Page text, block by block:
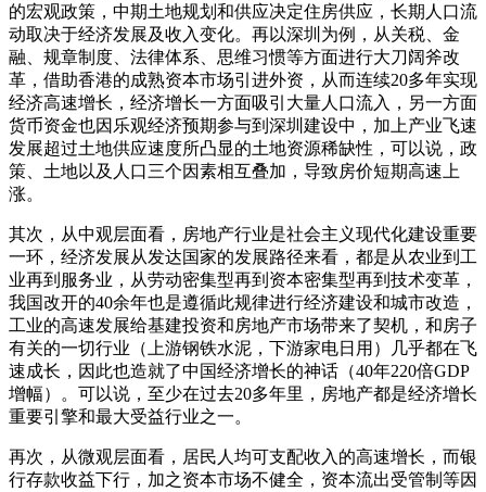
的宏观政策，中期土地规划和供应决定住房供应，长期人口流
动取决于经济发展及收入变化。再以深圳为例，从关税、金
融、规章制度、法律体系、思维习惯等方面进行大刀阔斧改
革，借助香港的成熟资本市场引进外资，从而连续20多年实现
经济高速增长，经济增长一方面吸引大量人口流入，另一方面
货币资金也因乐观经济预期参与到深圳建设中，加上产业飞速
发展超过土地供应速度所凸显的土地资源稀缺性，可以说，政
策、土地以及人口三个因素相互叠加，导致房价短期高速上
涨。
其次，从中观层面看，房地产行业是社会主义现代化建设重要
一环，经济发展从发达国家的发展路径来看，都是从农业到工
业再到服务业，从劳动密集型再到资本密集型再到技术变革，
我国改开的40余年也是遵循此规律进行经济建设和城市改造，
工业的高速发展给基建投资和房地产市场带来了契机，和房子
有关的一切行业（上游钢铁水泥，下游家电日用）几乎都在飞
速成长，因此也造就了中国经济增长的神话（40年220倍GDP
增幅）。可以说，至少在过去20多年里，房地产都是经济增长
重要引擎和最大受益行业之一。
再次，从微观层面看，居民人均可支配收入的高速增长，而银
行存款收益下行，加之资本市场不健全，资本流出受管制等因